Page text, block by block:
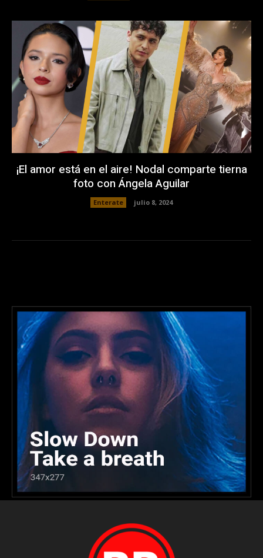
¡El amor está en el aire! Nodal comparte tierna
foto con Ángela Aguilar
Enterate julio 8, 2024